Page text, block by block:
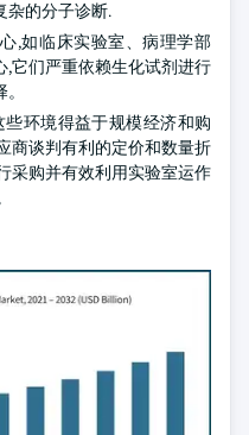
杂的分子诊断.
,如临床实验室、病理学部
,它们严重依赖生化试剂进行
环境得益于规模经济和购
商谈判有利的定价和数量折
采购并有效利用实验室运作